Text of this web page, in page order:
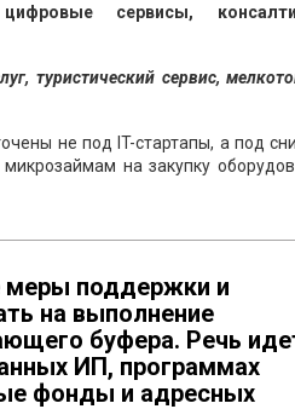
сервисы,
туристический сервис,
не под IT-стартапы, а под
на закупку
меры поддержки и
на выполнение
буфера. Речь
ИП, программах
фонды и адресных